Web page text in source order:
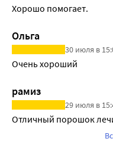
Хорошо помогает.
Ольга
30 июля в
Очень хороший
рамиз
29 июля в
Отличный порошок